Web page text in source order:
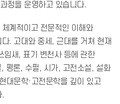
정을 운영하고 있습니다.
계적이고 전문적인 이해와
. 고대와 중세, 근대를 거쳐 현재
임새, 표기 변천사 등에 관한
평론, 수필, 시가, 고전소설, 설화
대문학·고전문학을 깊이 있고
.